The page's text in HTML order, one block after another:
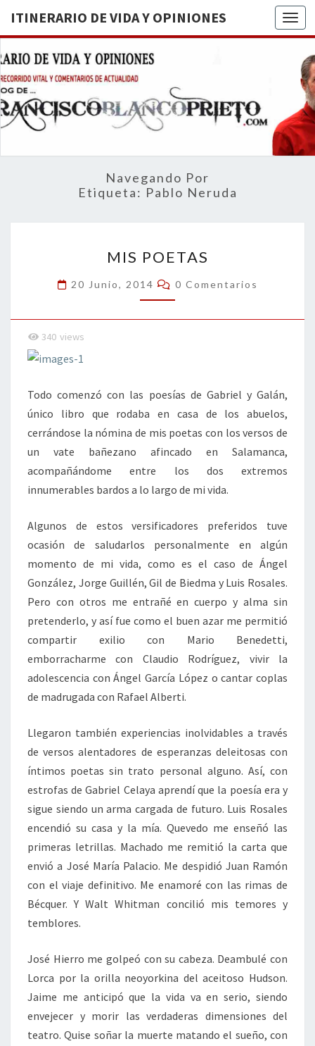
ITINERARIO DE VIDA Y OPINIONES
DE
BREVE
RECORRIDO
VITAL Y
ACTUALIDAD
Navegando Por
Etiqueta: Pablo Neruda
POETAS
MIS POETAS
20 Junio, 2014 Comentarios
0 Comentarios
340 views
Todo comenzó con las poesías de Gabriel y Galán,
único libro que rodaba en casa de los abuelos,
cerrándose la nómina de mis poetas con los versos de
un vate bañezano afincado en Salamanca,
acompañándome entre los dos extremos
innumerables bardos a lo largo de mi vida.
Algunos de estos versificadores preferidos tuve
ocasión de saludarlos personalmente en algún
momento de mi vida, como es el caso de Ángel
González, Jorge Guillén, Gil de Biedma y Luis Rosales.
Pero con otros me entrañé en cuerpo y alma sin
pretenderlo, y así fue como el buen azar me permitió
compartir exilio con Mario Benedetti,
emborracharme con Claudio Rodríguez, vivir la
adolescencia con Ángel García López o cantar coplas
de madrugada con Rafael Alberti.
Llegaron también experiencias inolvidables a través
de versos alentadores de esperanzas deleitosas con
íntimos poetas sin trato personal alguno. Así, con
estrofas de Gabriel Celaya aprendí que la poesía era y
sigue siendo un arma cargada de futuro. Luis Rosales
encendió su casa y la mía. Quevedo me enseñó las
primeras letrillas. Machado me remitió la carta que
envió a José María Palacio. Me despidió Juan Ramón
con el viaje definitivo. Me enamoré con las rimas de
Bécquer. Y Walt Whitman concilió mis temores y
temblores.
José Hierro me golpeó con su cabeza. Deambulé con
Lorca por la orilla neoyorkina del aceitoso Hudson.
Jaime me anticipó que la vida va en serio, siendo
envejecer y morir las verdaderas dimensiones del
teatro. Quise soñar la muerte matando el sueño, con